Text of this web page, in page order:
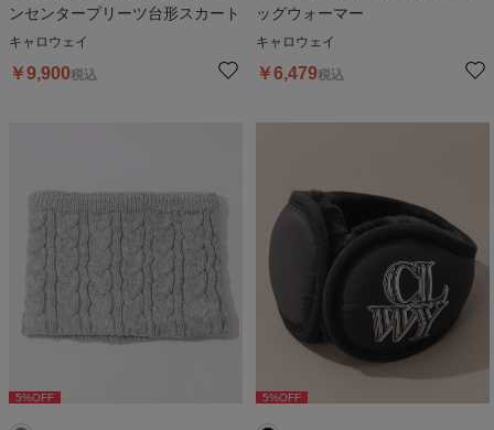
ンセンタープリーツ台形スカート
キャロウェイ
￥9,900税込
ッグウォーマー
キャロウェイ
￥6,479税込
5%OFF 5%OFF